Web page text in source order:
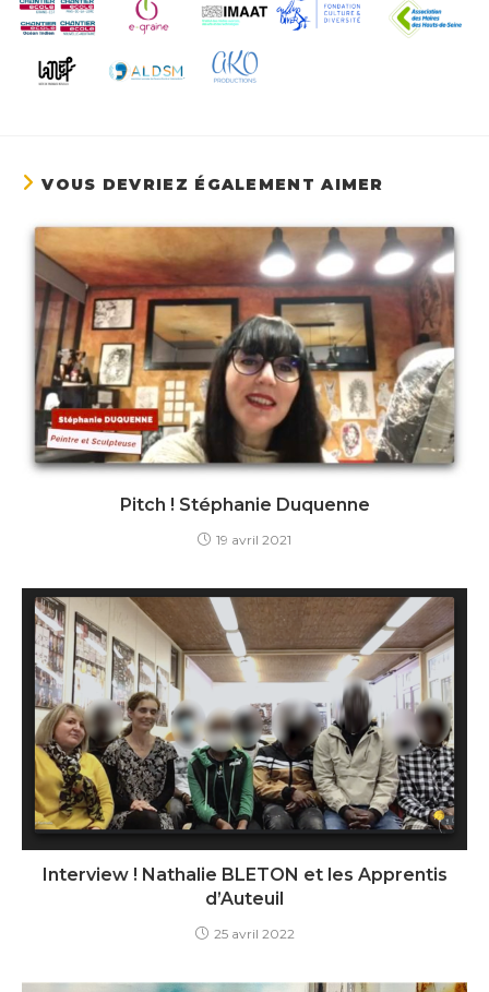
VOUS DEVRIEZ ÉGALEMENT AIMER
Pitch ! Stéphanie Duquenne
19 avril 2021
Interview ! Nathalie BLETON et les Apprentis
d’Auteuil
25 avril 2022